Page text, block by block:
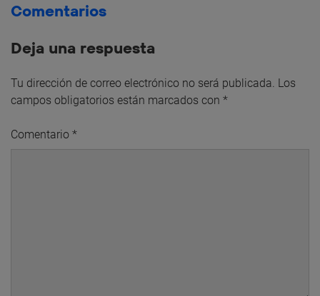
Comentarios
Deja una respuesta
Tu dirección de correo electrónico no será publicada. Los
campos obligatorios están marcados con *
Comentario *